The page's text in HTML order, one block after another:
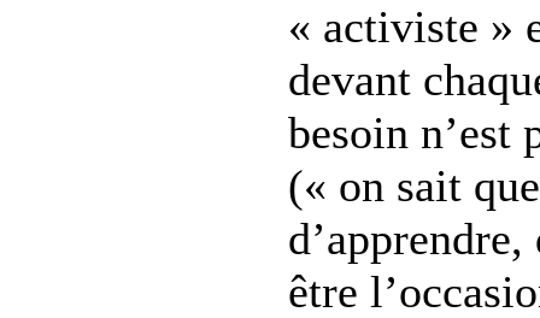
« activiste »
devant
besoin n’est
(« on sait
être